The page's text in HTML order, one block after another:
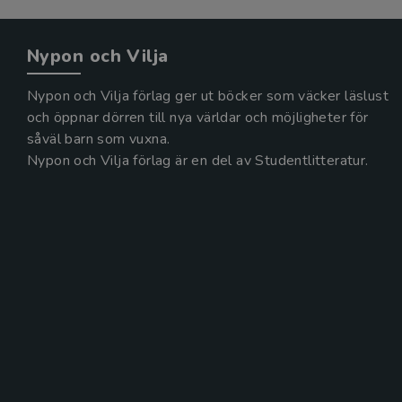
Nypon och Vilja
Nypon och Vilja förlag ger ut böcker som väcker läslust
och öppnar dörren till nya världar och möjligheter för
såväl barn som vuxna.
Nypon och Vilja förlag är en del av Studentlitteratur.